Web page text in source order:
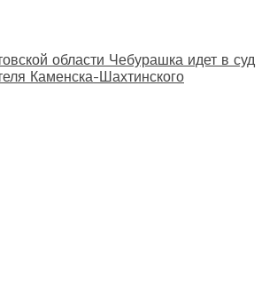
области Чебурашка идет в суд
Каменска-Шахтинского